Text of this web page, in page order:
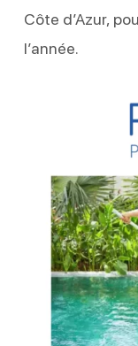
Côte d’Azur,
l’année.